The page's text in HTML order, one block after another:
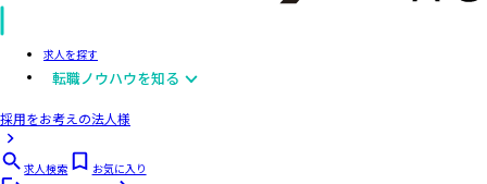
求人を探す
転職ノウハウを知る
採用をお考えの法人様
求人検索
お気に入り